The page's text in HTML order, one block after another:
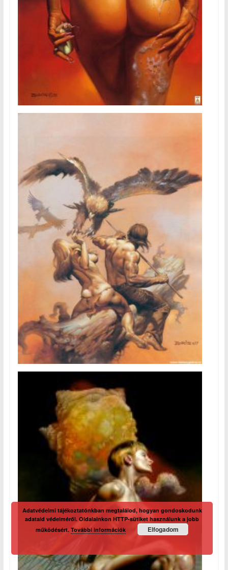
Adatvédelmi tájékoztatónkban megtalálod, hogyan gondoskodunk
adataid védelméről. Oldalainkon HTTP-sütiket használunk a jobb
működésért.További információk Elfogadom